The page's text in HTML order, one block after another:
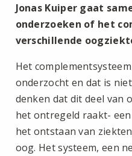
Jonas Kuiper gaat
onderzoeken of het
verschillende
Het
onderzocht en dat is
denken dat dit deel van
het ontregeld raakt-
het ontstaan van
oog. Het systeem, een